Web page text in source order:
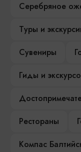
Серебряное
Туры и
Сувениры
Гиды и
Рестораны
Компас